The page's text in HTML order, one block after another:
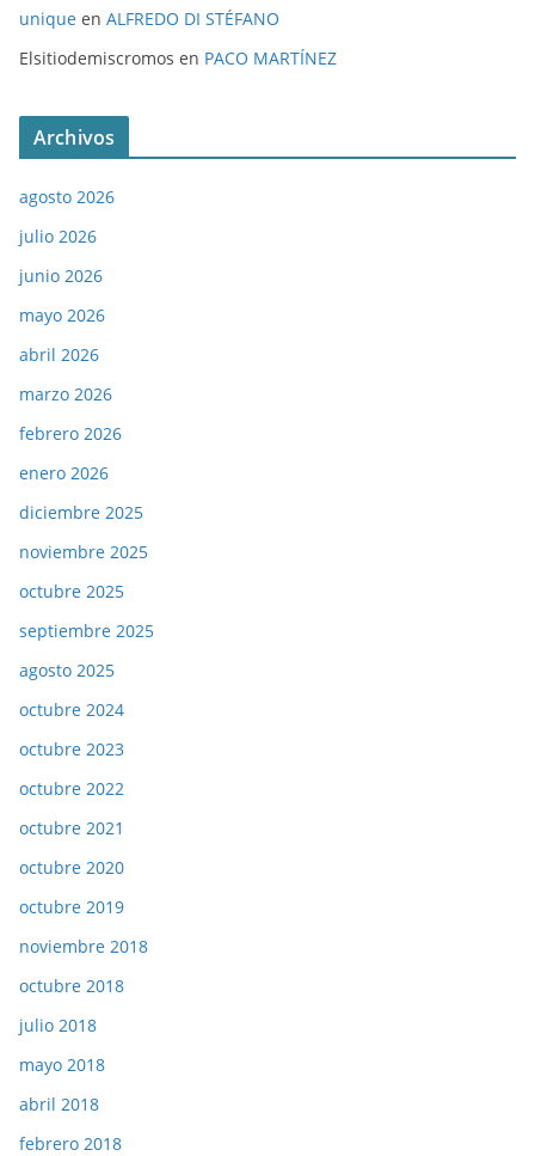
unique en ALFREDO DI STÉFANO
Elsitiodemiscromos en PACO MARTÍNEZ
Archivos
agosto 2026
julio 2026
junio 2026
mayo 2026
abril 2026
marzo 2026
febrero 2026
enero 2026
diciembre 2025
noviembre 2025
octubre 2025
septiembre 2025
agosto 2025
octubre 2024
octubre 2023
octubre 2022
octubre 2021
octubre 2020
octubre 2019
noviembre 2018
octubre 2018
julio 2018
mayo 2018
abril 2018
febrero 2018